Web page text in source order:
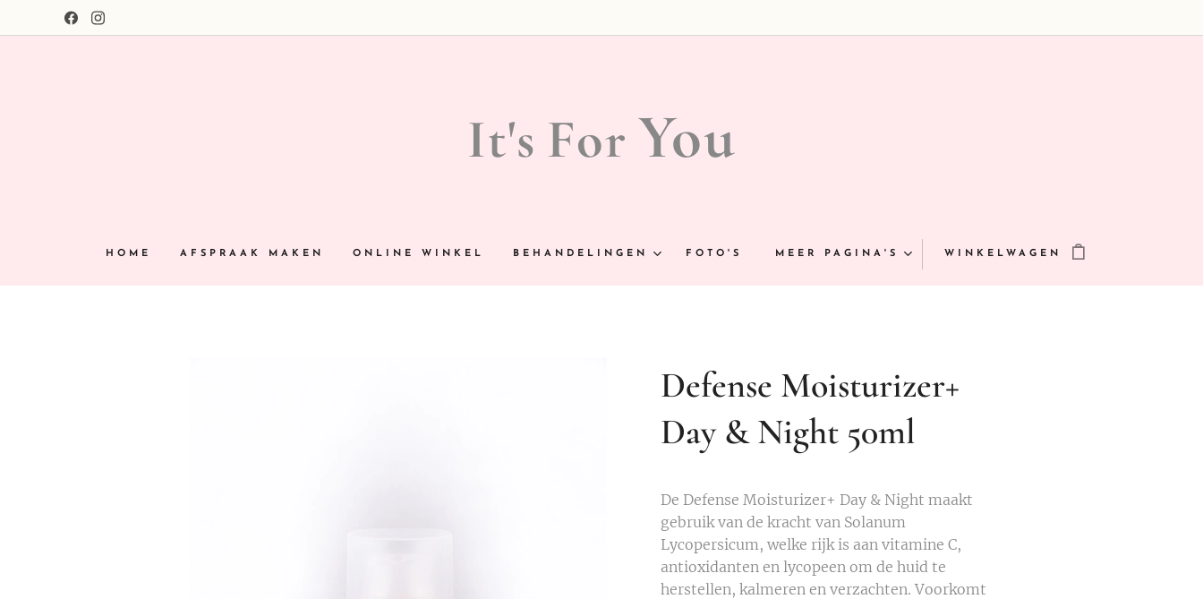
It's For You
HOME AFSPRAAK MAKEN ONLINE WINKEL BEHANDELINGEN FOTO'S MEER PAGINA'S WINKELWAGEN
Defense Moisturizer+
Day & Night 50ml
De Defense Moisturizer+ Day & Night maakt
gebruik van de kracht van Solanum
Lycopersicum, welke rijk is aan vitamine C,
antioxidanten en lycopeen om de huid te
herstellen, kalmeren en verzachten. Voorkomt